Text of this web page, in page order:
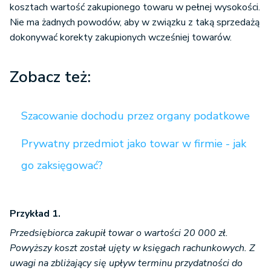
kosztach wartość zakupionego towaru w pełnej wysokości.
Nie ma żadnych powodów, aby w związku z taką sprzedażą
dokonywać korekty zakupionych wcześniej towarów.
Zobacz też:
Szacowanie dochodu przez organy podatkowe
Prywatny przedmiot jako towar w firmie - jak
go zaksięgować?
Przykład 1.
Przedsiębiorca zakupił towar o wartości 20 000 zł.
Powyższy koszt został ujęty w księgach rachunkowych. Z
uwagi na zbliżający się upływ terminu przydatności do